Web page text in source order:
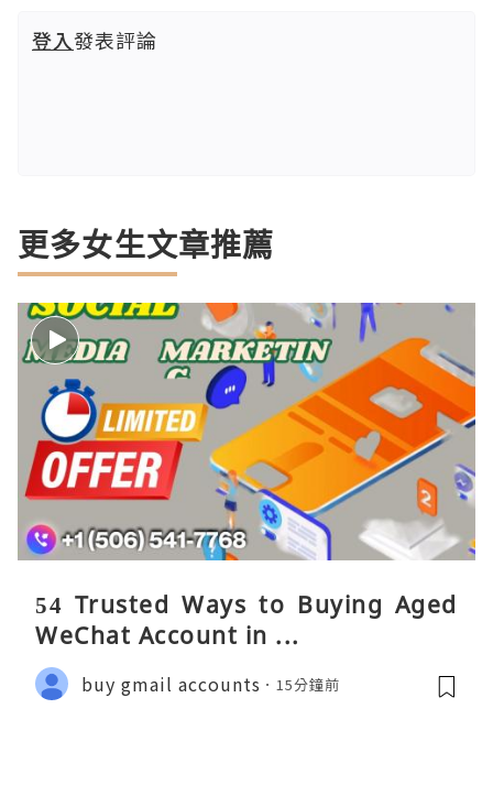
登入發表評論
更多女生文章推薦
54 Trusted Ways to Buying Aged
WeChat Account in ...
buy gmail accounts 15分鐘前